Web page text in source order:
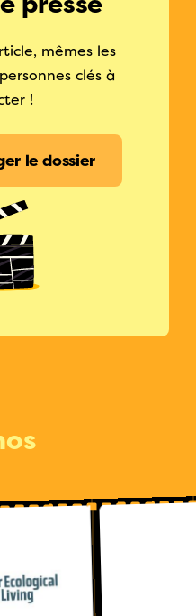
mêmes les
clés à
!
le dossier